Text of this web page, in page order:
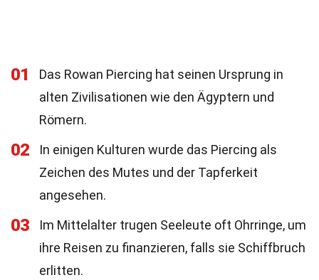
01
Das Rowan Piercing hat seinen Ursprung in
alten Zivilisationen wie den Ägyptern und
Römern.
02
In einigen Kulturen wurde das Piercing als
Zeichen des Mutes und der Tapferkeit
angesehen.
03
Im Mittelalter trugen Seeleute oft Ohrringe, um
ihre Reisen zu finanzieren, falls sie Schiffbruch
erlitten.